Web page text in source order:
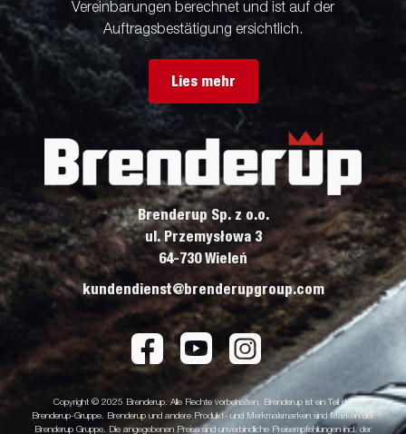
Vereinbarungen berechnet und ist auf der
Auftragsbestätigung ersichtlich.
Lies mehr
Brenderup Sp. z o.o.
ul. Przemysłowa 3
64-730 Wieleń
kundendienst@brenderupgroup.com
Copyright © 2025 Brenderup. Alle Rechte vorbehalten. Brenderup ist ein Teil der
Brenderup-Gruppe. Brenderup und andere Produkt- und Merkmalsmarken sind Marken der
Brenderup Gruppe. Die angegebenen Preise sind unverbindliche Preisempfehlungen incl. der